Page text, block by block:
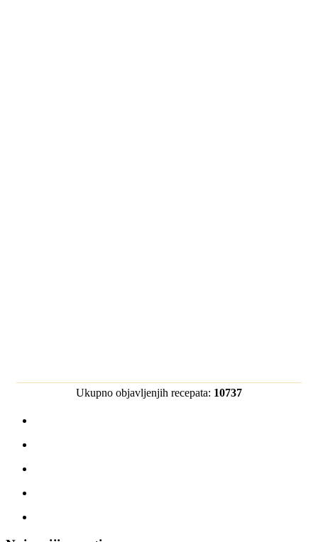
Ukupno objavljenjih recepata: 10737